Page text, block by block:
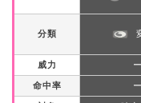
分類
威力 ー
命中率 ー